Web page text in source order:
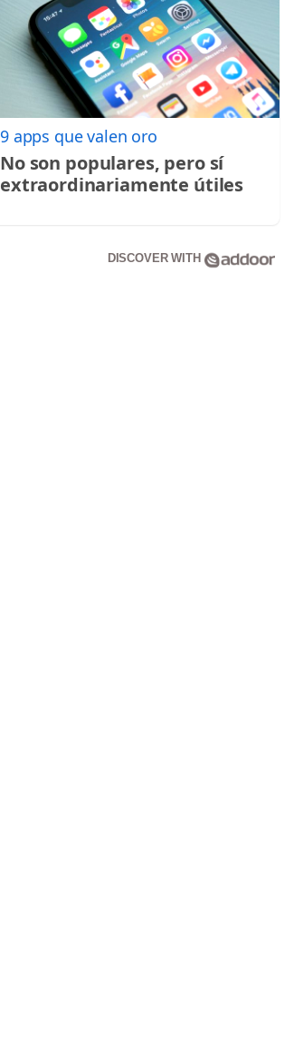
9 apps que valen oro
No son populares, pero sí
extraordinariamente útiles
DISCOVER WITH